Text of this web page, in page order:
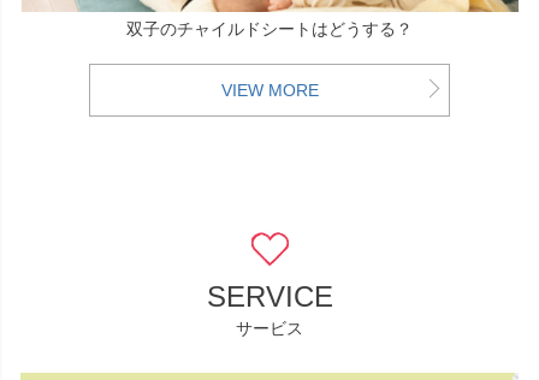
双子のチャイルドシートはどうする？
VIEW MORE
SERVICE
サービス